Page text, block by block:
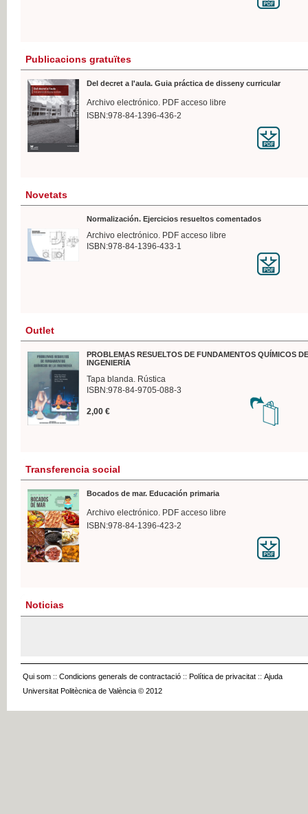
Publicacions gratuïtes
Del decret a l'aula. Guia práctica de disseny curricular
Archivo electrónico. PDF acceso libre
ISBN:978-84-1396-436-2
Novetats
Normalización. Ejercicios resueltos comentados
Archivo electrónico. PDF acceso libre
ISBN:978-84-1396-433-1
Outlet
PROBLEMAS RESUELTOS DE FUNDAMENTOS QUÍMICOS
INGENIERÍA
Tapa blanda. Rústica
ISBN:978-84-9705-088-3
2,00 €
Transferencia social
Bocados de mar. Educación primaria
Archivo electrónico. PDF acceso libre
ISBN:978-84-1396-423-2
Noticias
Qui som :: Condicions generals de contractació :: Política de privacitat :: Ajuda
Universitat Politècnica de València © 2012